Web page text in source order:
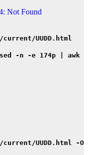
Not Found
UUDD.html
-n -e 174p | awk
UUDD.html -O